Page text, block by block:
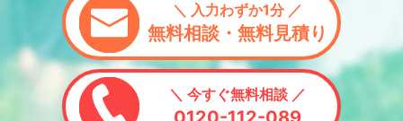
＼ 入力わずか1分 ／
無料相談・無料見積り
＼ 今すぐ無料相談 ／